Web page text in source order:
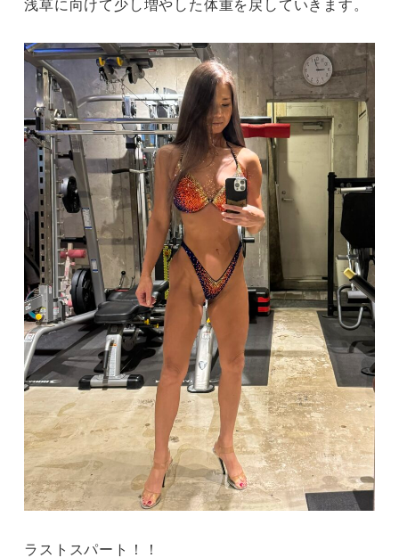
浅草に向けて少し増やした体重を戻していきます。
ラストスパート！！